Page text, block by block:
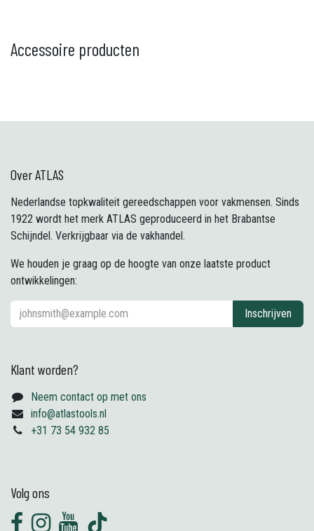
Accessoire producten
Over ATLAS
Nederlandse topkwaliteit gereedschappen voor vakmensen. Sinds
1922 wordt het merk ATLAS geproduceerd in het Brabantse
Schijndel. Verkrijgbaar via de vakhandel.
We houden je graag op de hoogte van onze laatste product
ontwikkelingen:
Inschrijven
Klant worden?
Neem contact op met ons
info@atlastools.nl
+31 73 54 932 85
Volg ons